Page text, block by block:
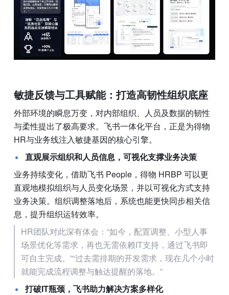
敏捷反馈与工具赋能：打造高韧性组织底座
外部环境的瞬息万变，对内部组织、人员及数据的韧性
与柔性提出了极高要求。飞书一体化平台，正是为得物
HR与业务线注入敏捷基因的核心引擎。
直观展示组织和人员信息，可视化支撑业务决策
业务持续变化，借助飞书 People，得物 HRBP 可以更
直观地模拟组织与人员变化场景，并以可视化方式支持
业务决策。组织调整落地后，系统也能更快同步相关信
息，提升组织运转效率。
HR团队对此深有体会：“如今，配置调整、小型人事
场景优化等需求，再也无需依赖IT支持，通过飞书即
可自主完成。”“过去需排期的开发需求，现在几个小时
就能完成流程调整与触达提醒的落地。”
打破IT瓶颈，飞书助力解决方案多样化